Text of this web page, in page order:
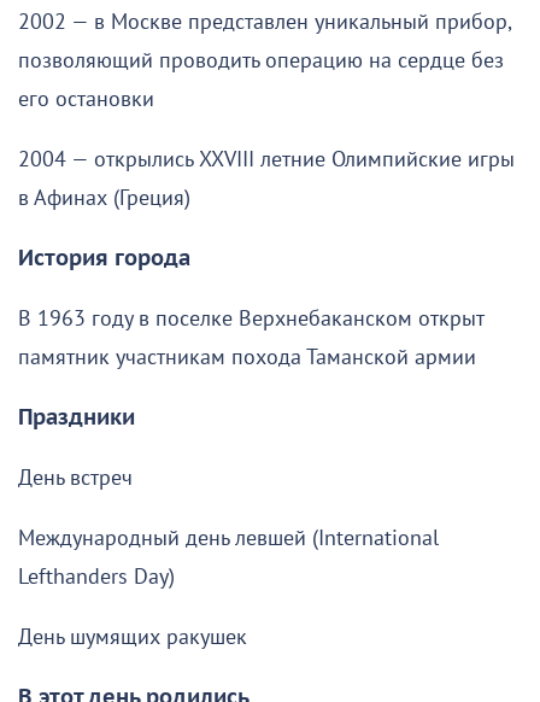
2002 — в Москве представлен уникальный прибор,
позволяющий проводить операцию на сердце без
его остановки
2004 — открылись XXVIII летние Олимпийские игры
в Афинах (Греция)
История города
В 1963 году в поселке Верхнебаканском открыт
памятник участникам похода Таманской армии
Праздники
День встреч
Международный день левшей (International
Lefthanders Day)
День шумящих ракушек